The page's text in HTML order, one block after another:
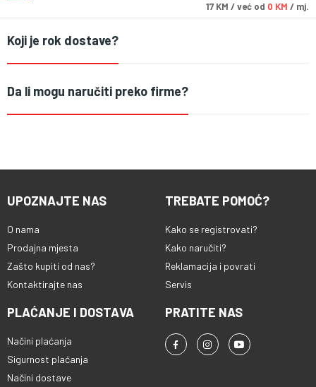
17 KM / već od 0 KM / mj.
Koji je rok dostave?
Da li mogu naručiti preko firme?
UPOZNAJTE NAS
O nama
Prodajna mjesta
Zašto kupiti od nas?
Kontaktirajte nas
TREBATE POMOĆ?
Kako se registrovati?
Kako naručiti?
Reklamacija i povrati
Servis
PLAĆANJE I DOSTAVA
Načini plaćanja
Sigurnost plaćanja
Načini dostave
PRATITE NAS